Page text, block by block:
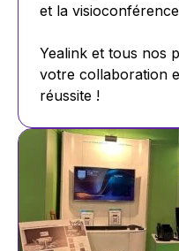
et la
Yealink et tous nos
votre collaboration
réussite !